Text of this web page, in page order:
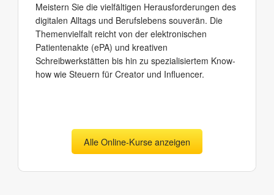
Meistern Sie die vielfältigen Herausforderungen des
digitalen Alltags und Berufslebens souverän. Die
Themenvielfalt reicht von der elektronischen
Patientenakte (ePA) und kreativen
Schreibwerkstätten bis hin zu spezialisiertem Know-
how wie Steuern für Creator und Influencer.
Alle Online-Kurse anzeigen